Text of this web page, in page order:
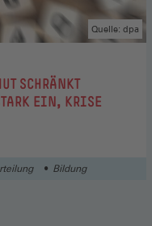
SCHRÄNKT
EIN, KRISE
Quelle: dpa
Bildung